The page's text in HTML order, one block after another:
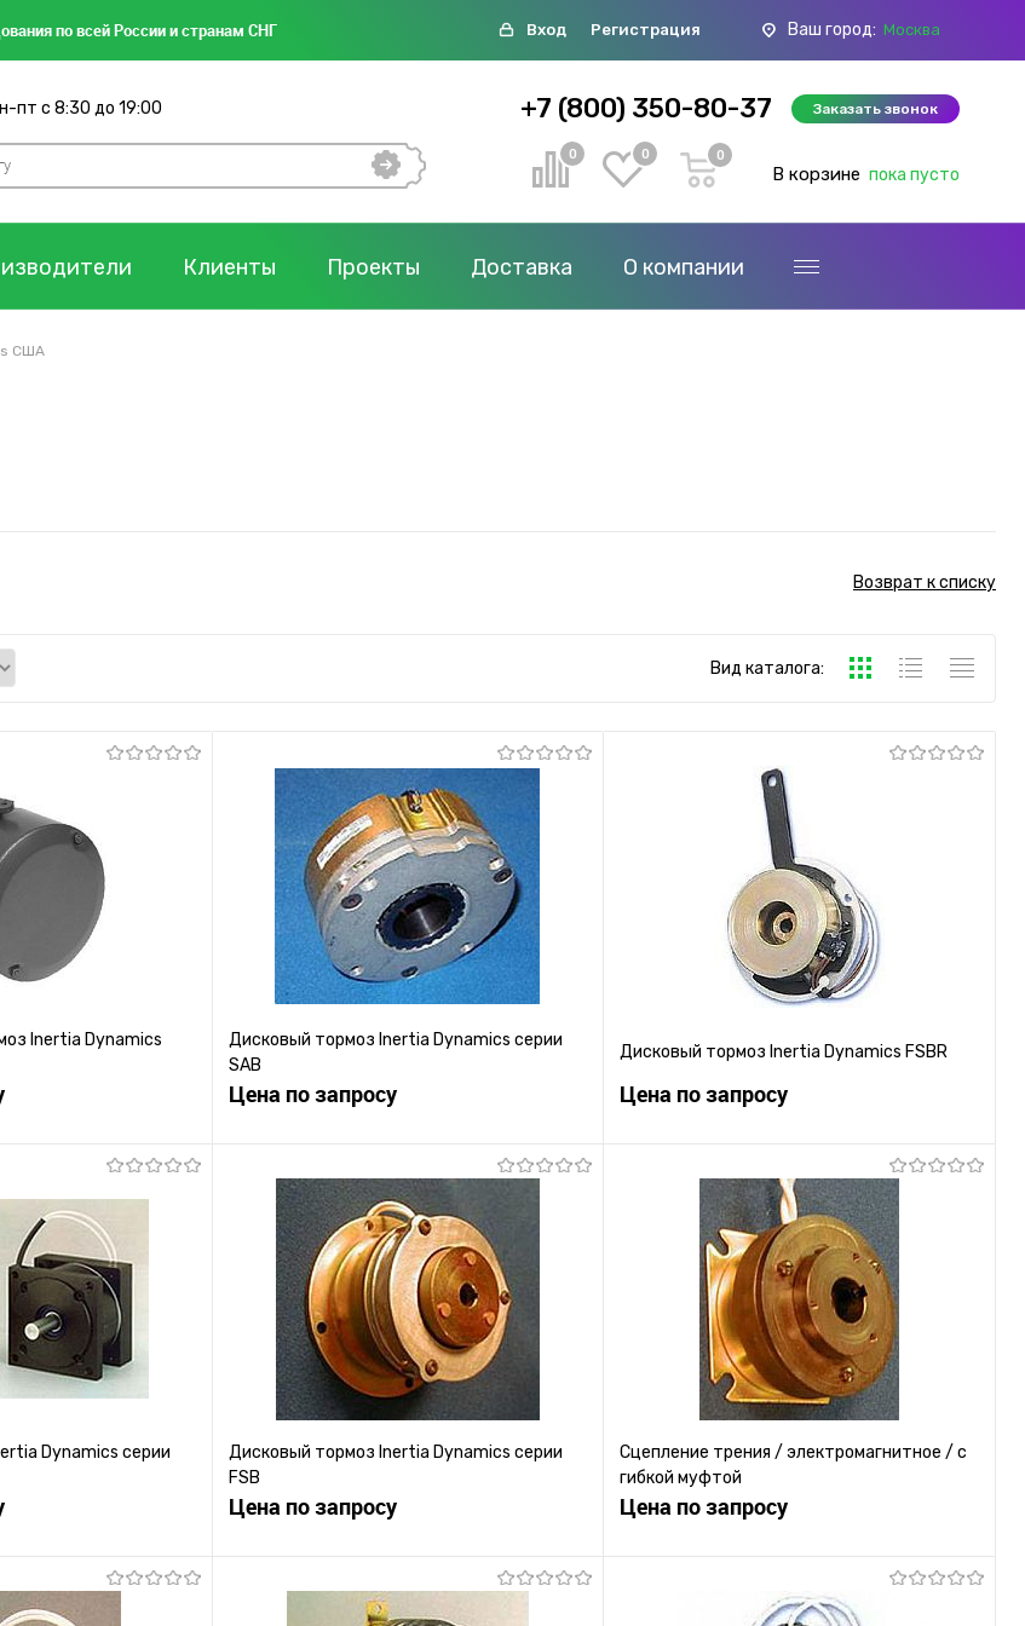
по всей России и странам СНГ Вход Регистрация Ваш город: Москва
пт с 8:30 до 19:00 +7 (800) 350-80-37 Заказать звонок
0 0 0
В корзине пока пусто
Клиенты Проекты Доставка О компании
США
Возврат к списку
Вид каталога:
Inertia Dynamics
К сравнению
Под заказ
Дисковый тормоз Inertia Dynamics серии
SAB
Цена по запросу
Запросить цену
Купить в 1 клик
К сравнению
В избранное
Под заказ
Дисковый тормоз Inertia Dynamics FSBR
Цена по запросу
Запросить цену
Купить в 1 клик
К сравнению
В избранное
Под заказ
Dynamics серии
цену
Дисковый тормоз Inertia Dynamics серии
FSB
Цена по запросу
Запросить цену
Сцепление трения / электромагнитное / с
гибкой муфтой
Цена по запросу
Запросить цену